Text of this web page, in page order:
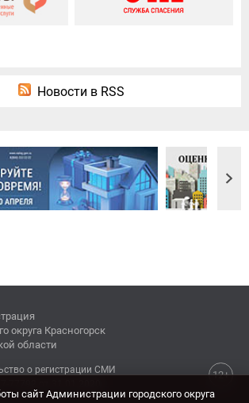
Новости в RSS
округа Красногорск
области
12+
о регистрации СМИ
сайт Администрации городского округа